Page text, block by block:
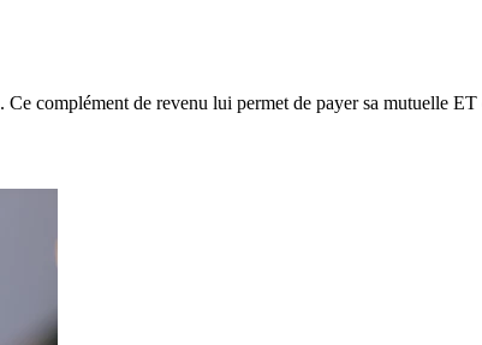
. Ce complément de revenu lui permet de payer sa mutuelle